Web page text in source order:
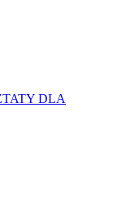
DLA